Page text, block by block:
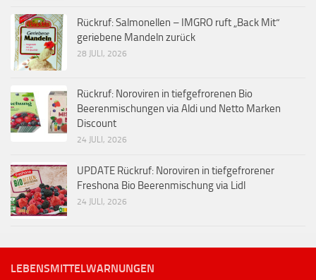
Rückruf: Salmonellen – IMGRO ruft „Back Mit“
geriebene Mandeln zurück
28 JULI, 2026
Rückruf: Noroviren in tiefgefrorenen Bio
Beerenmischungen via Aldi und Netto Marken
Discount
24 JULI, 2026
UPDATE Rückruf: Noroviren in tiefgefrorener
Freshona Bio Beerenmischung via Lidl
24 JULI, 2026
LEBENSMITTELWARNUNGEN